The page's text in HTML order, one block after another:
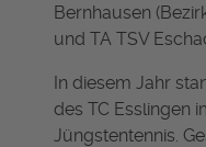
Bernhausen
und TA TSV
In diesem Jahr
des TC Esslingen
Jüngstentennis.